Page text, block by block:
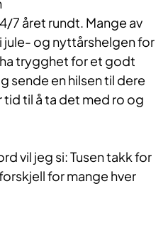
7 året rundt. Mange av
og nyttårshelgen for
trygghet for et godt
sende en hilsen til dere
til å ta det med ro og
vil jeg si: Tusen takk for
for mange hver